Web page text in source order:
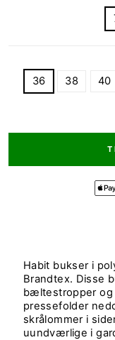
36 38 40
Habit bukser i
Brandtex. Disse
bæltestropper
pressefolder
skrålommer i
uundværlige i